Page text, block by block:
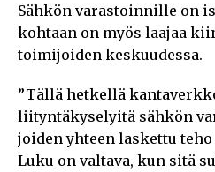
Sähkön varastoinnille on
kohtaan on myös laajaa
toimijoiden keskuudessa.
”Tällä hetkellä
liityntäkyselyitä sähkön
joiden yhteen laskettu
Luku on valtava, kun sitä